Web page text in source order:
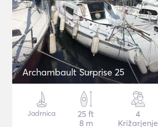
Archambault Surprise 25
Jadrnica
25 ft
8 m
4
Križarjenje